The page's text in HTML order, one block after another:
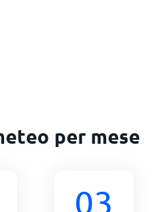
per mese
03